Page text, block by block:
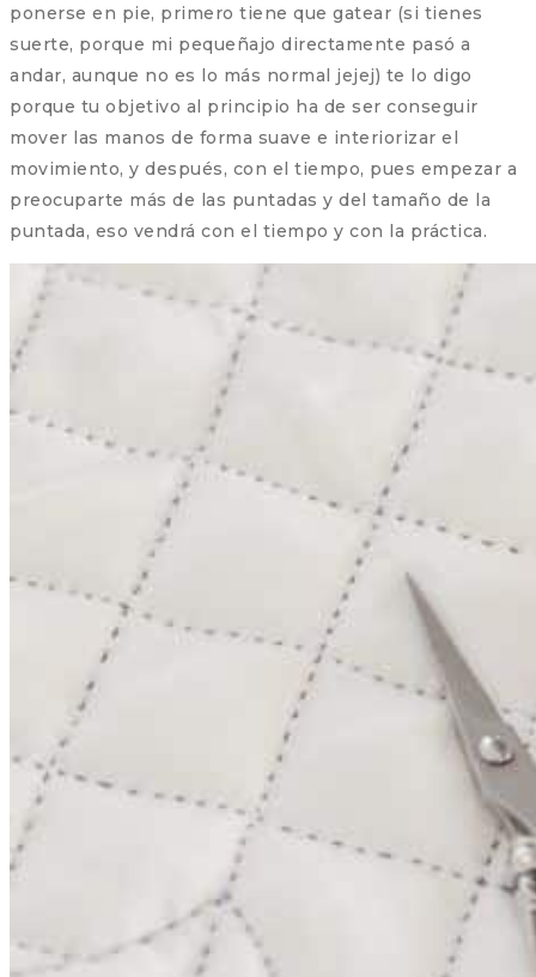
ponerse en pie, primero tiene que gatear (si tienes
suerte, porque mi pequeñajo directamente pasó a
andar, aunque no es lo más normal jejej) te lo digo
porque tu objetivo al principio ha de ser conseguir
mover las manos de forma suave e interiorizar el
movimiento, y después, con el tiempo, pues empezar a
preocuparte más de las puntadas y del tamaño de la
puntada, eso vendrá con el tiempo y con la práctica.